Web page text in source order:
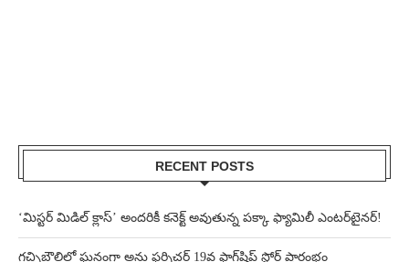
RECENT POSTS
‘మిస్టర్ మిడిల్ క్లాస్’ అందరికీ కనెక్ట్ అవుతున్న పక్కా ఫ్యామిలీ ఎంటర్‌టైనర్!
గచ్చిబౌలిలో ఘనంగా అను ఫర్నిచర్ 19వ ఫ్లాగ్‌షిప్ స్టోర్ ప్రారంభం